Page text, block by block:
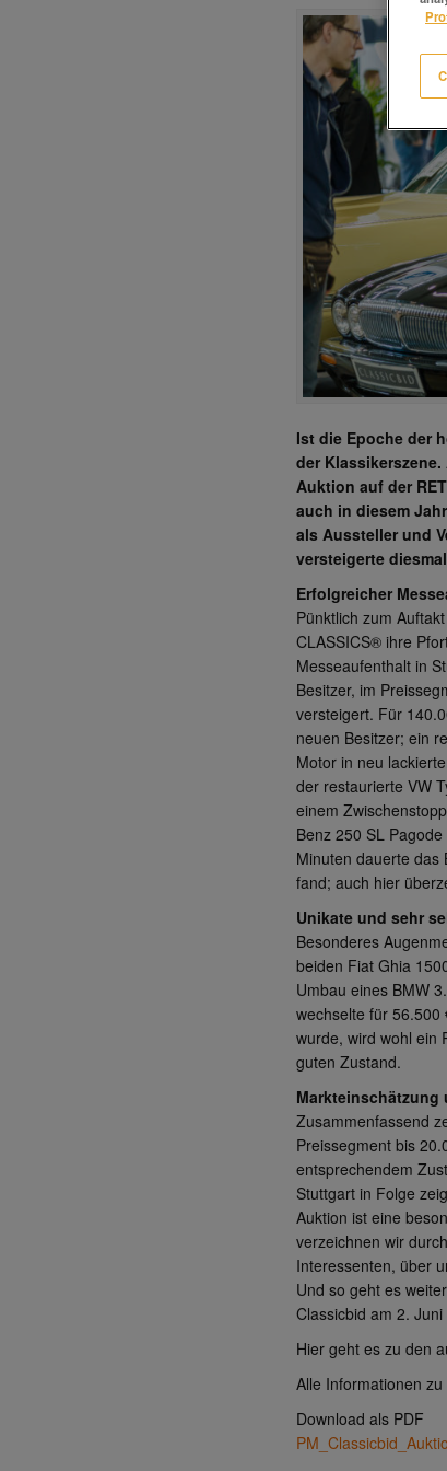
Ist die Epoche der
der
Auktion auf der
auch in diesem
als Aussteller und
versteigerte
Erfolgreicher
Pünktlich zum
CLASSICS® ihre
Messeaufenthalt in
Besitzer, im
versteigert. Für
neuen Besitzer; ein
Motor in neu
der restaurierte VW
einem
Benz 250 SL
Minuten dauerte das
fand; auch hier
Unikate und sehr
Besonderes
beiden Fiat Ghia
Umbau eines BMW
wechselte für 56.500
wurde, wird wohl ein
guten Zustand.
Markteinschätzung
Zusammenfassend
Preissegment bis
entsprechendem
Stuttgart in Folge
Auktion ist eine
verzeichnen wir
Interessenten, über
Und so geht es
Classicbid am 2.
Hier geht es zu den
Alle Informationen
Download als PDF